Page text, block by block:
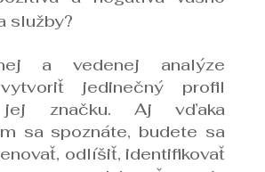
služby?
a vedenej analýze
jedinečný profil
značku. Aj vďaka
sa spoznáte, budete sa
odlíšiť, identifikovať